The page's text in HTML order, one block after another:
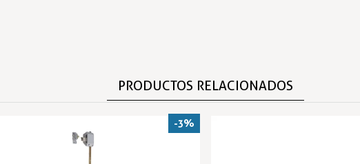
PRODUCTOS RELACIONADOS
-3%